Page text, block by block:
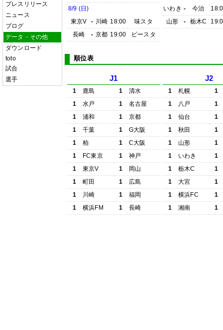
プレスリリース
ニュース
ブログ
データ・その他
ダウンロード
toto
試合
選手
8/9 (日)
東京V
- 川崎 18:00
味スタ
長崎
- 京都 19:00 ピースタ
いわき - 今治
山形
- 栃木C
順位表
J1
1 鹿島 1
清水
1
水戸 1
名古屋
1
浦和 1
京都
1
千葉 1
G大阪
1
柏 1
C大阪
1
FC東京 1
神戸
1
東京V 1
岡山
1
町田 1
広島
1
川崎 1
福岡
1
横浜FM 1 長崎
J2
1 札幌
1
1
八戸
1
1
仙台
1
1
秋田
1
1
山形
1
1
いわき
1
1
栃木C
1
1
大宮
1
1
横浜FC
1
1
湘南 1